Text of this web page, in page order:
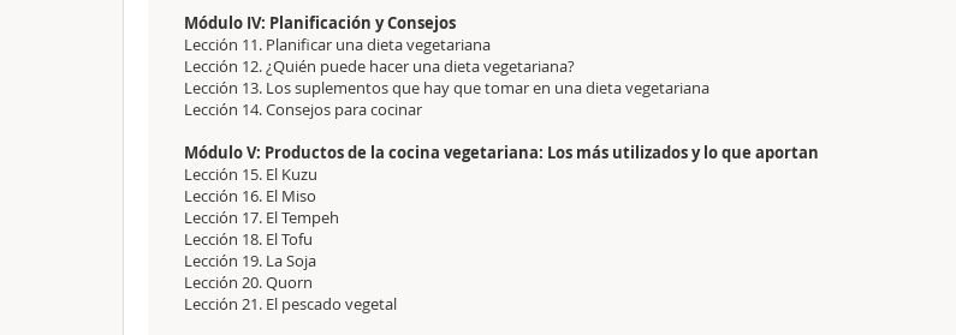
Módulo IV: Planificación y Consejos
Lección 11. Planificar una dieta vegetariana
Lección 12. ¿Quién puede hacer una dieta vegetariana?
Lección 13. Los suplementos que hay que tomar en una dieta vegetariana
Lección 14. Consejos para cocinar
Módulo V: Productos de la cocina vegetariana: Los más utilizados y lo que aportan
Lección 15. El Kuzu
Lección 16. El Miso
Lección 17. El Tempeh
Lección 18. El Tofu
Lección 19. La Soja
Lección 20. Quorn
Lección 21. El pescado vegetal